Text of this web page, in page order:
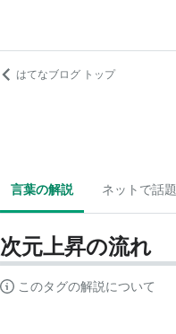
はてなブログ トップ
言葉の解説 ネットで話題
次元上昇の流れ
このタグの解説について